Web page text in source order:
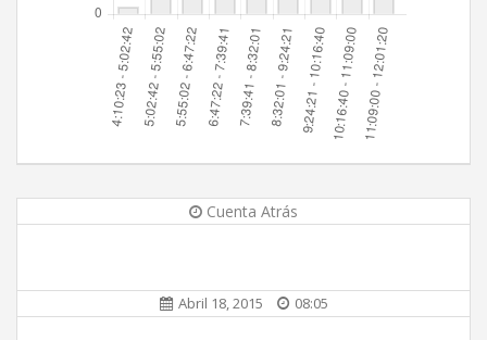
Cuenta Atrás
Abril 18, 2015 08:05